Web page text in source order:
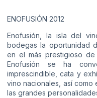
ENOFUSIÓN 2012
Enofusión, la isla del
bodegas la oportunidad
en el más prestigioso
Enofusión se ha
imprescindible, cata y
vino nacionales, así
las grandes